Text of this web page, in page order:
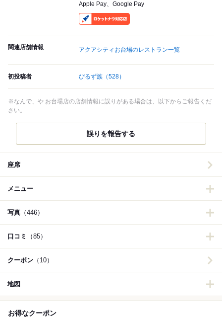
Apple Pay、Google Pay
関連店舗情報 アクアシティお台場のレストラン一覧
初投稿者 ぴるず族 （528）
※なんで、や お台場店の店舗情報に誤りがある場合は、以下からご報告くだ
さい。
誤りを報告する
座席
メニュー
写真 （446）
口コミ （85）
クーポン （10）
地図
お得なクーポン